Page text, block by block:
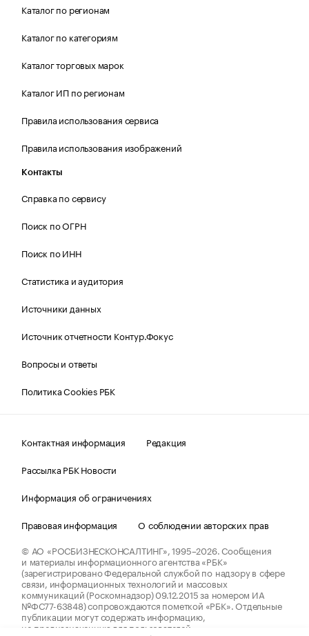
Каталог по регионам
Каталог по категориям
Каталог торговых марок
Каталог ИП по регионам
Правила использования сервиса
Правила использования изображений
Контакты
Справка по сервису
Поиск по ОГРН
Поиск по ИНН
Статистика и аудитория
Источники данных
Источник отчетности Контур.Фокус
Вопросы и ответы
Политика Cookies РБК
Контактная информация
Редакция
Рассылка РБК Новости
Информация об ограничениях
Правовая информация
О соблюдении авторских прав
© АО «РОСБИЗНЕСКОНСАЛТИНГ»,1995–2026.Сообщения
и материалы информационного агентства «РБК»
(зарегистрировано Федеральной службой по надзору в сфере
связи, информационных технологий и массовых
коммуникаций (Роскомнадзор) 09.12.2015 за номером ИА
№ФС77-63848) сопровождаются пометкой «РБК». Отдельные
публикации могут содержать информацию,
не предназначенную для пользователей